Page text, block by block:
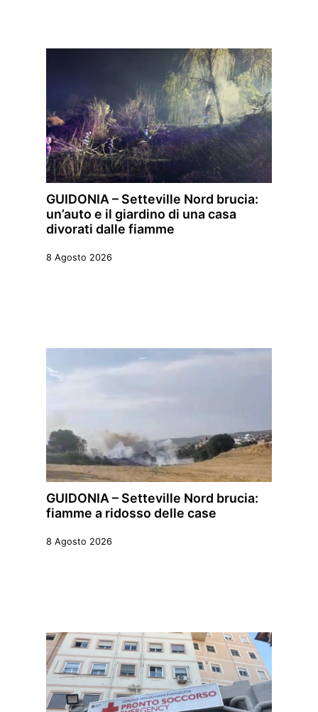
GUIDONIA – Setteville Nord brucia:
un’auto e il giardino di una casa
divorati dalle fiamme
8 Agosto 2026
GUIDONIA – Setteville Nord brucia:
fiamme a ridosso delle case
8 Agosto 2026